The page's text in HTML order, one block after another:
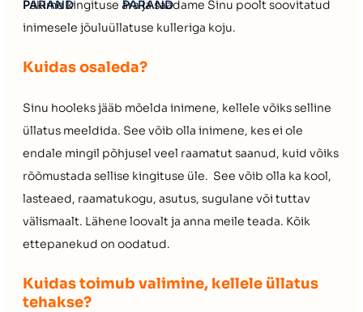
Pakime kingituse ära ja saadame Sinu poolt soovitatud
inimesele jõuluüllatuse kulleriga koju.
Kuidas osaleda?
Sinu hooleks jääb mõelda inimene, kellele võiks selline
üllatus meeldida. See võib olla inimene, kes ei ole
endale mingil põhjusel veel raamatut saanud, kuid võiks
rõõmustada sellise kingituse üle. See võib olla ka kool,
lasteaed, raamatukogu, asutus, sugulane või tuttav
välismaalt. Lähene loovalt ja anna meile teada. Kõik
ettepanekud on oodatud.
Kuidas toimub valimine, kellele üllatus
tehakse?